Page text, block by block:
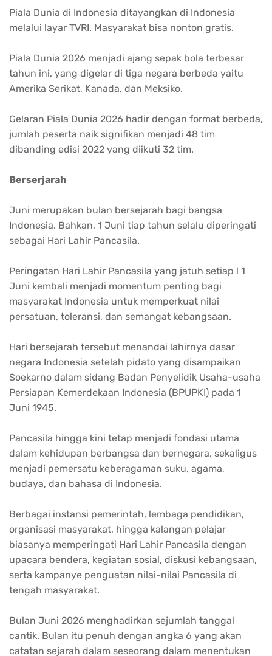
Piala Dunia di Indonesia ditayangkan di Indonesia
melalui layar TVRI. Masyarakat bisa nonton gratis.
Piala Dunia 2026 menjadi ajang sepak bola terbesar
tahun ini, yang digelar di tiga negara berbeda yaitu
Amerika Serikat, Kanada, dan Meksiko.
Gelaran Piala Dunia 2026 hadir dengan format berbeda,
jumlah peserta naik signifikan menjadi 48 tim
dibanding edisi 2022 yang diikuti 32 tim.
Berserjarah
Juni merupakan bulan bersejarah bagi bangsa
Indonesia. Bahkan, 1 Juni tiap tahun selalu diperingati
sebagai Hari Lahir Pancasila.
Peringatan Hari Lahir Pancasila yang jatuh setiap l 1
Juni kembali menjadi momentum penting bagi
masyarakat Indonesia untuk memperkuat nilai
persatuan, toleransi, dan semangat kebangsaan.
Hari bersejarah tersebut menandai lahirnya dasar
negara Indonesia setelah pidato yang disampaikan
Soekarno dalam sidang Badan Penyelidik Usaha-usaha
Persiapan Kemerdekaan Indonesia (BPUPKI) pada 1
Juni 1945.
Pancasila hingga kini tetap menjadi fondasi utama
dalam kehidupan berbangsa dan bernegara, sekaligus
menjadi pemersatu keberagaman suku, agama,
budaya, dan bahasa di Indonesia.
Berbagai instansi pemerintah, lembaga pendidikan,
organisasi masyarakat, hingga kalangan pelajar
biasanya memperingati Hari Lahir Pancasila dengan
upacara bendera, kegiatan sosial, diskusi kebangsaan,
serta kampanye penguatan nilai-nilai Pancasila di
tengah masyarakat.
Bulan Juni 2026 menghadirkan sejumlah tanggal
cantik. Bulan itu penuh dengan angka 6 yang akan
catatan sejarah dalam seseorang dalam menentukan